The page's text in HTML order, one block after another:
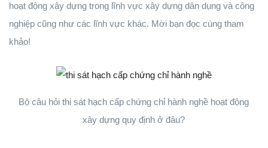
hoạt động xây dựng trong lĩnh vực xây dựng dân dụng và công
nghiệp cũng như các lĩnh vực khác. Mời bạn đọc cùng tham
khảo!
Bộ câu hỏi thi sát hạch cấp chứng chỉ hành nghề hoạt động
xây dựng quy định ở đâu?